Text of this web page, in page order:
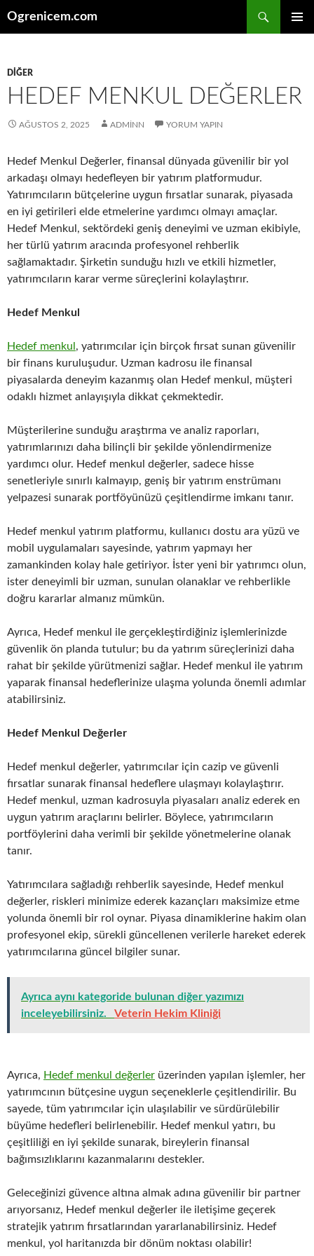
Ogrenicem.com
DIĞER
HEDEF MENKUL DEĞERLER
AĞUSTOS 2, 2025 ADMINN YORUM YAPIN
Hedef Menkul Değerler, finansal dünyada güvenilir bir yol
arkadaşı olmayı hedefleyen bir yatırım platformudur.
Yatırımcıların bütçelerine uygun fırsatlar sunarak, piyasada
en iyi getirileri elde etmelerine yardımcı olmayı amaçlar.
Hedef Menkul, sektördeki geniş deneyimi ve uzman ekibiyle,
her türlü yatırım aracında profesyonel rehberlik
sağlamaktadır. Şirketin sunduğu hızlı ve etkili hizmetler,
yatırımcıların karar verme süreçlerini kolaylaştırır.
Hedef Menkul
Hedef menkul , yatırımcılar için birçok fırsat sunan güvenilir
bir finans kuruluşudur. Uzman kadrosu ile finansal
piyasalarda deneyim kazanmış olan Hedef menkul, müşteri
odaklı hizmet anlayışıyla dikkat çekmektedir.
Müşterilerine sunduğu araştırma ve analiz raporları,
yatırımlarınızı daha bilinçli bir şekilde yönlendirmenize
yardımcı olur. Hedef menkul değerler, sadece hisse
senetleriyle sınırlı kalmayıp, geniş bir yatırım enstrümanı
yelpazesi sunarak portföyünüzü çeşitlendirme imkanı tanır.
Hedef menkul yatırım platformu, kullanıcı dostu ara yüzü ve
mobil uygulamaları sayesinde, yatırım yapmayı her
zamankinden kolay hale getiriyor. İster yeni bir yatırımcı olun,
ister deneyimli bir uzman, sunulan olanaklar ve rehberlikle
doğru kararlar almanız mümkün.
Ayrıca, Hedef menkul ile gerçekleştirdiğiniz işlemlerinizde
güvenlik ön planda tutulur; bu da yatırım süreçlerinizi daha
rahat bir şekilde yürütmenizi sağlar. Hedef menkul ile yatırım
yaparak finansal hedeflerinize ulaşma yolunda önemli adımlar
atabilirsiniz.
Hedef Menkul Değerler
Hedef menkul değerler, yatırımcılar için cazip ve güvenli
fırsatlar sunarak finansal hedeflere ulaşmayı kolaylaştırır.
Hedef menkul, uzman kadrosuyla piyasaları analiz ederek en
uygun yatırım araçlarını belirler. Böylece, yatırımcıların
portföylerini daha verimli bir şekilde yönetmelerine olanak
tanır.
Yatırımcılara sağladığı rehberlik sayesinde, Hedef menkul
değerler, riskleri minimize ederek kazançları maksimize etme
yolunda önemli bir rol oynar. Piyasa dinamiklerine hakim olan
profesyonel ekip, sürekli güncellenen verilerle hareket ederek
yatırımcılarına güncel bilgiler sunar.
Ayrıca aynı kategoride bulunan diğer yazımızı
inceleyebilirsiniz.
Veterin Hekim Kliniği
Ayrıca, Hedef menkul değerler üzerinden yapılan işlemler, her
yatırımcının bütçesine uygun seçeneklerle çeşitlendirilir. Bu
sayede, tüm yatırımcılar için ulaşılabilir ve sürdürülebilir
büyüme hedefleri belirlenebilir. Hedef menkul yatırı, bu
çeşitliliği en iyi şekilde sunarak, bireylerin finansal
bağımsızlıklarını kazanmalarını destekler.
Geleceğinizi güvence altına almak adına güvenilir bir partner
arıyorsanız, Hedef menkul değerler ile iletişime geçerek
stratejik yatırım fırsatlarından yararlanabilirsiniz. Hedef
menkul, yol haritanızda bir dönüm noktası olabilir!